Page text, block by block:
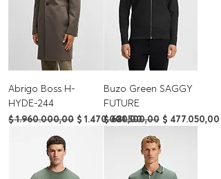
Abrigo Boss H-
HYDE-244
Precio
$ 1.960.000,00 Precio de oferta
$ 1.470.000,00
Buzo Green SAGGY
FUTURE
Precio
$ 681.500,00 Precio de
$ 477.050,00